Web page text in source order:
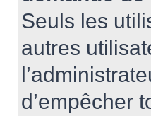
Seuls les
autres
d’empêcher